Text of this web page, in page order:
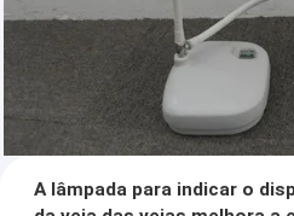
A lâmpada para indicar o